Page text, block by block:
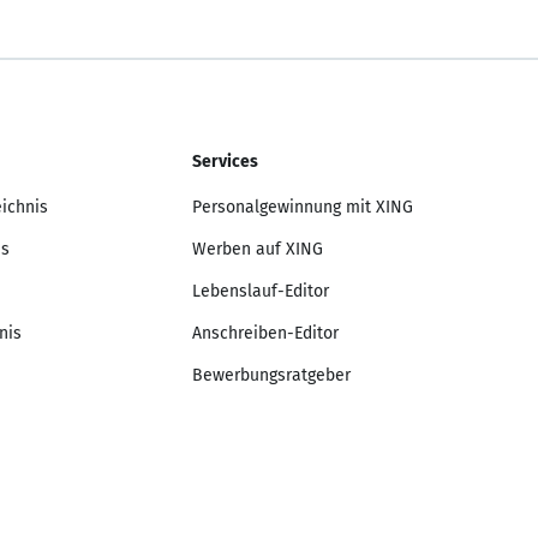
Services
Personalgewinnung mit XING
Werben auf XING
Lebenslauf-Editor
Anschreiben-Editor
Bewerbungsratgeber